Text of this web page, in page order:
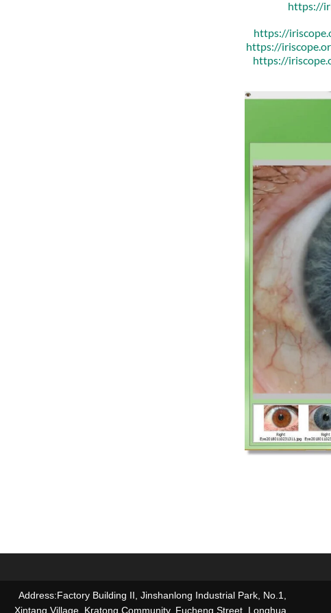
https://
https://
https://
https://
Address:Factory Building II, Jinshanlong Industrial Park, No.1,
Xintang Village, Kratong Community, Fucheng Street, Longhua